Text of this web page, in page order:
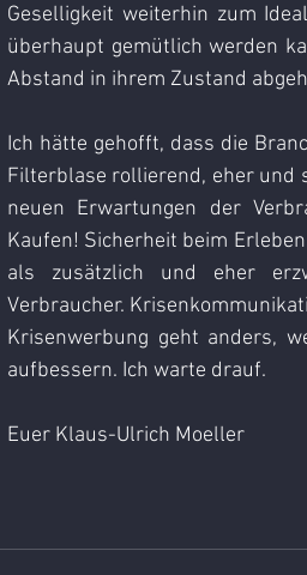
Geselligkeit weiterhin zum
überhaupt gemütlich werden
Abstand in ihrem Zustand
Ich hätte gehofft, dass die
Filterblase rollierend, eher und
neuen Erwartungen der
Kaufen! Sicherheit beim
als zusätzlich und eher
Verbraucher.
Krisenwerbung geht anders,
aufbessern. Ich warte drauf.
Euer Klaus-Ulrich Moeller